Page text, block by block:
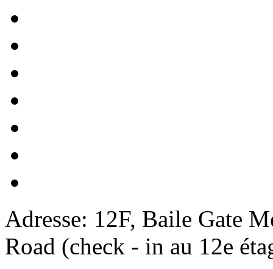
Adresse: 12F, Baile Gate
Road (check - in au 12e